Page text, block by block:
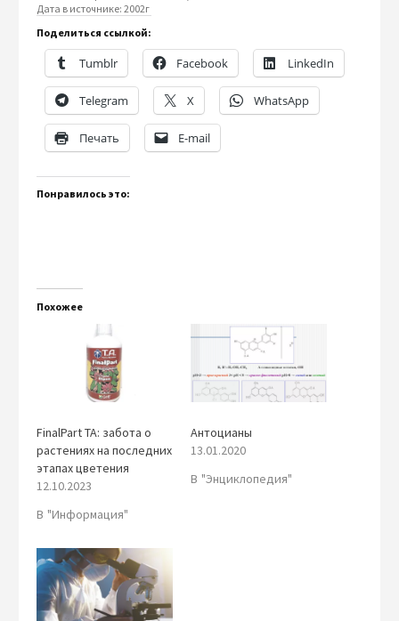
Дата в источнике: 2002г
Поделиться ссылкой:
Tumblr Facebook LinkedIn
Telegram X WhatsApp
Печать E-mail
Понравилось это:
Похожее
FinalPart TA: забота о
растениях на последних
этапах цветения
12.10.2023
В "Информация"
Антоцианы
13.01.2020
В "Энциклопедия"